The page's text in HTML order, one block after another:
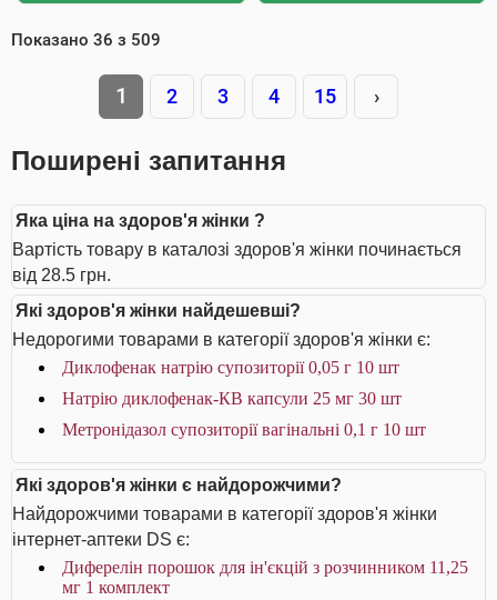
Показано 36 з 509
1 2 3 4 15 ›
Поширені запитання
Яка ціна на здоров'я жінки ?
Вартість товару в каталозі здоров'я жінки починається
від 28.5 грн.
Які здоров'я жінки найдешевші?
Недорогими товарами в категорії здоров'я жінки є:
Диклофенак натрію супозиторії 0,05 г 10 шт
Натрію диклофенак-КВ капсули 25 мг 30 шт
Метронідазол супозиторії вагінальні 0,1 г 10 шт
Які здоров'я жінки є найдорожчими?
Найдорожчими товарами в категорії здоров'я жінки
інтернет-аптеки DS є:
Диферелін порошок для ін'єкцій з розчинником 11,25
мг 1 комплект